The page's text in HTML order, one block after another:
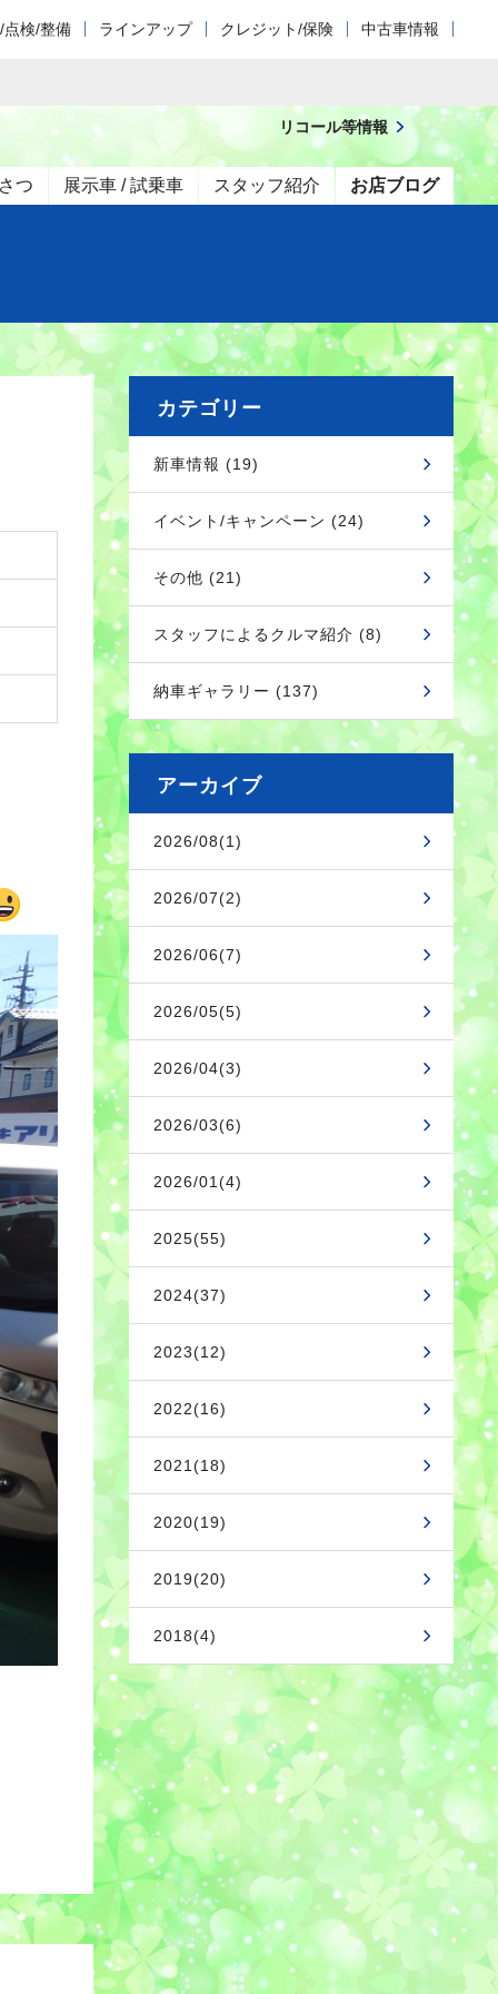
点検/整備 ラインアップ クレジット/保険 中古車情報
つ 展示車 / 試乗車 スタッフ紹介 お店ブログ
リコール等情報
カテゴリー
新車情報 (19)
イベント/キャンペーン (24)
その他 (21)
スタッフによるクルマ紹介 (8)
納車ギャラリー (137)
アーカイブ
2026/08(1)
2026/07(2)
2026/06(7)
2026/05(5)
2026/04(3)
2026/03(6)
2026/01(4)
2025(55)
2024(37)
2023(12)
2022(16)
2021(18)
2020(19)
2019(20)
2018(4)